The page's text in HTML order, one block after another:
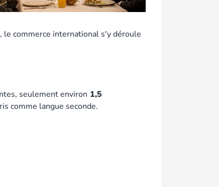
commerce international s'y déroule
seulement environ 1,5
comme langue seconde.